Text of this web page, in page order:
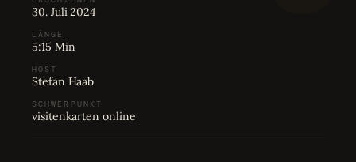
30. Juli 2024
LÄNGE
5:15 Min
HOST
Stefan Haab
SCHWERPUNKT
visitenkarten online